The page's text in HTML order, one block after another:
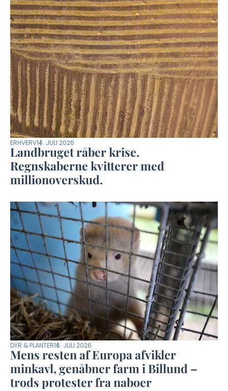
ERHVERV14. JULI 2026
Landbruget råber krise.
Regnskaberne kvitterer med
millionoverskud.
DYR & PLANTER16. JULI 2026
Mens resten af Europa afvikler
minkavl, genåbner farm i Billund –
trods protester fra naboer